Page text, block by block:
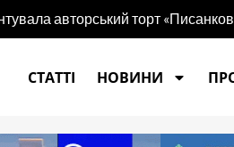
авторський торт
СТАТТІ
НОВИНИ